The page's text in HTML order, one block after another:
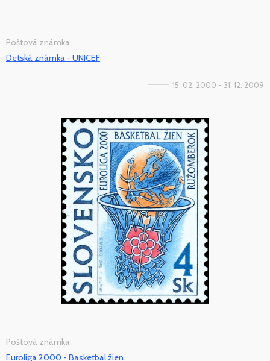
Poštová známka
Detská známka - UNICEF
15. 02. 2000 - 31. 12. 2009
Poštová známka
Euroliga 2000 - Basketbal žien